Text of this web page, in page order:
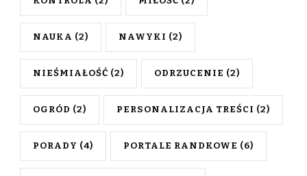
NAUKA (2) NAWYKI (2)
NIEŚMIAŁOŚĆ (2) ODRZUCENIE (2)
OGRÓD (2) PERSONALIZACJA TREŚCI (2)
PORADY (4) PORTALE RANDKOWE (6)